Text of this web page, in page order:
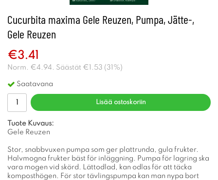
Cucurbita maxima Gele Reuzen, Pumpa, Jätte-,
Gele Reuzen
€3.41
Norm. €4.94 . Säästät €1.53 ( 31 %)
Saatavana
Lisää ostoskoriin
Tuote Kuvaus:
Gele Reuzen
Stor, snabbvuxen pumpa som ger plattrunda, gula frukter.
Halvmogna frukter bäst för inläggning. Pumpa för lagring ska
vara mogen vid skörd. Lättodlad, kan odlas för att täcka
komposthögen. För stor tävlingspumpa kan man nypa bort